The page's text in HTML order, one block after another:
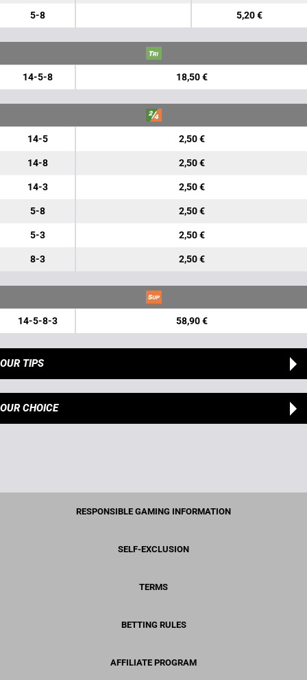
5-8 5,20 €
14-5-8 18,50 €
14-5 2,50 €
14-8 2,50 €
14-3 2,50 €
5-8 2,50 €
5-3 2,50 €
8-3 2,50 €
14-5-8-3 58,90 €
OUR TIPS
OUR CHOICE
RESPONSIBLE GAMING INFORMATION
SELF-EXCLUSION
TERMS
BETTING RULES
AFFILIATE PROGRAM